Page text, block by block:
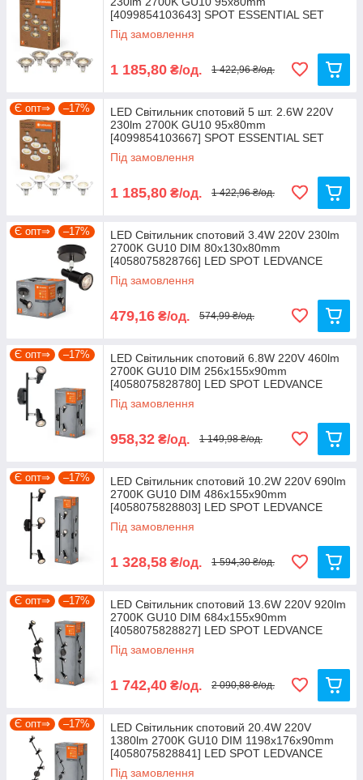
[4099854103643] SPOT ESSENTIAL SET
LEDVANCE
Під замовлення
1 185,80 ₴/од. 1 422,96 ₴/од.
Є опт⇒ –17%
LED Світильник спотовий 5 шт. 2.6W 220V
230lm 2700K GU10 95х80mm
[4099854103667] SPOT ESSENTIAL SET
LEDVANCE
Під замовлення
1 185,80 ₴/од. 1 422,96 ₴/од.
Є опт⇒ –17%
LED Світильник спотовий 3.4W 220V 230lm
2700K GU10 DIM 80х130х80mm
[4058075828766] LED SPOT LEDVANCE
Під замовлення
479,16 ₴/од. 574,99 ₴/од.
Є опт⇒ –17%
LED Світильник спотовий 6.8W 220V 460lm
2700K GU10 DIM 256х155х90mm
[4058075828780] LED SPOT LEDVANCE
Під замовлення
958,32 ₴/од. 1 149,98 ₴/од.
Є опт⇒ –17%
LED Світильник спотовий 10.2W 220V 690lm
2700K GU10 DIM 486х155х90mm
[4058075828803] LED SPOT LEDVANCE
Під замовлення
1 328,58 ₴/од. 1 594,30 ₴/од.
Є опт⇒ –17%
LED Світильник спотовий 13.6W 220V 920lm
2700K GU10 DIM 684х155х90mm
[4058075828827] LED SPOT LEDVANCE
Під замовлення
1 742,40 ₴/од. 2 090,88 ₴/од.
Є опт⇒ –17%
LED Світильник спотовий 20.4W 220V
1380lm 2700K GU10 DIM 1198х176х90mm
[4058075828841] LED SPOT LEDVANCE
Під замовлення